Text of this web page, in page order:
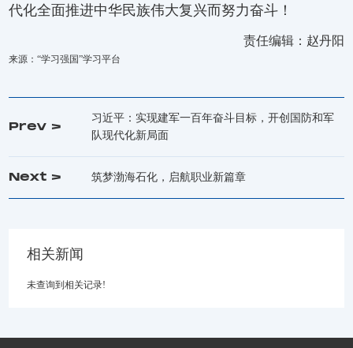
代化全面推进中华民族伟大复兴而努力奋斗！
责任编辑：赵丹阳
来源：“学习强国”学习平台
Prev >
习近平：实现建军一百年奋斗目标，开创国防和军
队现代化新局面
Next > 筑梦渤海石化，启航职业新篇章
相关新闻
未查询到相关记录!